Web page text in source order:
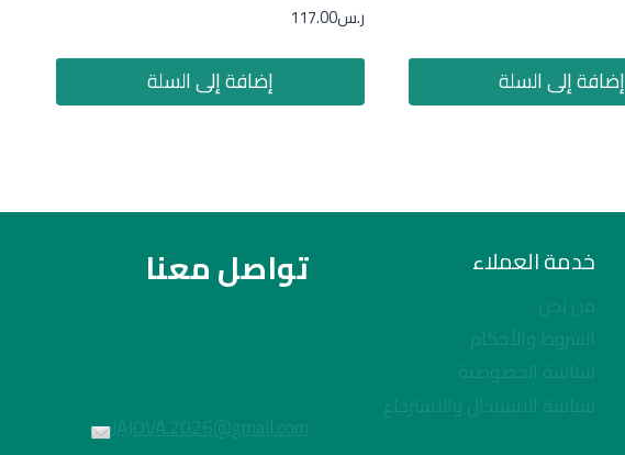
إضافة إلى السلة
ر.س117.00
إضافة إلى السلة
خدمة العملاء
من نحن
الشروط والأحكام
سياسة الخصوصية
سياسة الاستبدال والاسترجاع
تواصل معنا
JAJOVA.2026@gmail.com